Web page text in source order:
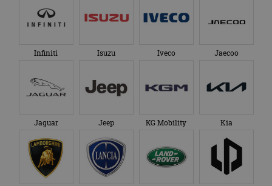
Infiniti Isuzu Iveco Jaecoo
Jaguar Jeep KG Mobility Kia